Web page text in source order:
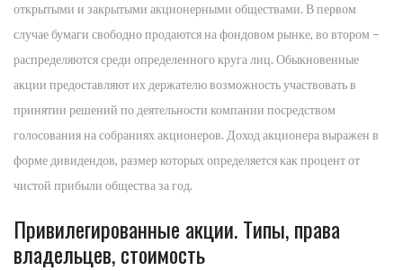
открытыми и закрытыми акционерными обществами. В первом
случае бумаги свободно продаются на фондовом рынке, во втором –
распределяются среди определенного круга лиц. Обыкновенные
акции предоставляют их держателю возможность участвовать в
принятии решений по деятельности компании посредством
голосования на собраниях акционеров. Доход акционера выражен в
форме дивидендов, размер которых определяется как процент от
чистой прибыли общества за год.
Привилегированные акции. Типы, права
владельцев, стоимость